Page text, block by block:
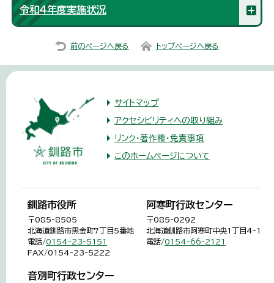
令和4年度実施状況
前のページへ戻る トップページへ戻る
サイトマップ
アクセシビリティへの取り組み
リンク・著作権・免責事項
このホームページについて
釧路市役所
〒085-8505
北海道釧路市黒金町7丁目5番地
電話/0154-23-5151
FAX/0154-23-5222
阿寒町行政センター
〒085-0292
北海道釧路市阿寒町中央1丁目4-1
電話/0154-66-2121
音別町行政センター